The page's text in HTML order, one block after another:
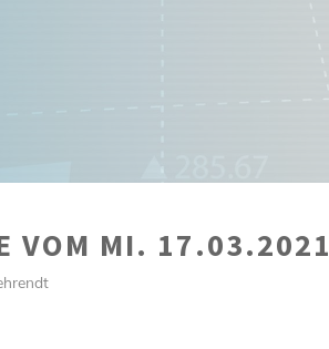
VOM MI. 17.03.2021